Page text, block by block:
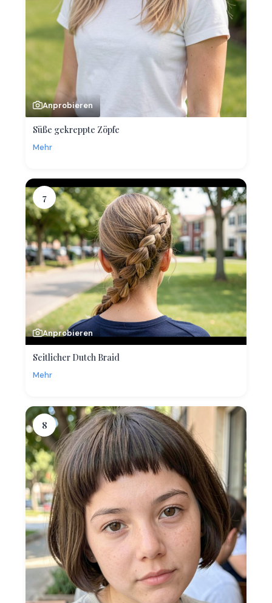
Anprobieren
Süße gekreppte Zöpfe
Mehr
7
Anprobieren
Seitlicher Dutch Braid
Mehr
8